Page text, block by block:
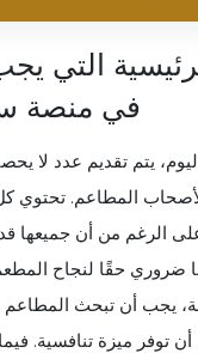
التي
في منصة
يتم تقديم عدد لا
المطاعم. تحتوي
الرغم من أن جميعها قد
ضروري حقًا لنجاح
يجب أن تبحث
توفر ميزة تنافسية.